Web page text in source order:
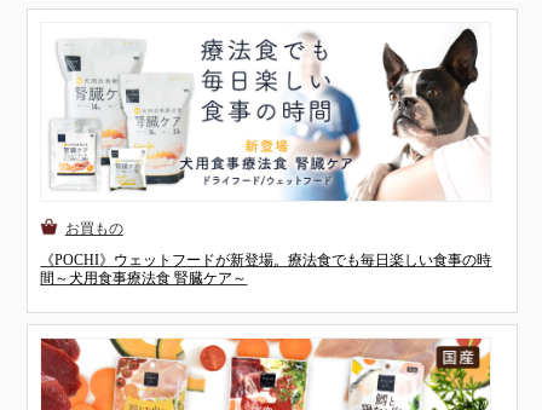
《POCHI》ウェットフードが新登場。療法食でも毎日楽しい食事の時
間～犬用食事療法食 腎臓ケア～